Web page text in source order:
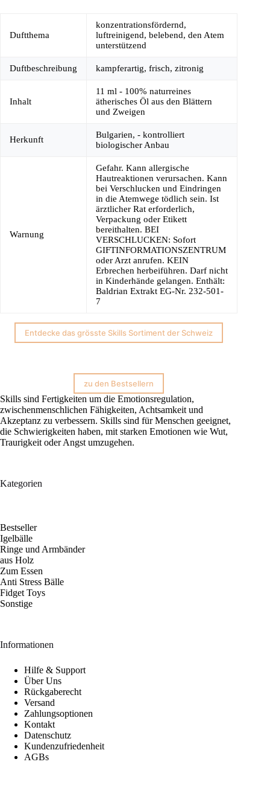
Duftthema
konzentrationsfördernd,
luftreinigend, belebend, den Atem
unterstützend
Duftbeschreibung kampferartig, frisch, zitronig
Inhalt
11 ml - 100% naturreines
ätherisches Öl aus den Blättern
und Zweigen
Herkunft
Bulgarien, - kontrolliert
biologischer Anbau
Warnung
Gefahr. Kann allergische
Hautreaktionen verursachen. Kann
bei Verschlucken und Eindringen
in die Atemwege tödlich sein. Ist
ärztlicher Rat erforderlich,
Verpackung oder Etikett
bereithalten. BEI
VERSCHLUCKEN: Sofort
GIFTINFORMATIONSZENTRUM
oder Arzt anrufen. KEIN
Erbrechen herbeiführen. Darf nicht
in Kinderhände gelangen. Enthält:
Baldrian Extrakt EG-Nr. 232-501-
7
Entdecke das grösste Skills Sortiment der Schweiz
zu den Bestsellern
Skills sind Fertigkeiten um die Emotionsregulation,
zwischenmenschlichen Fähigkeiten, Achtsamkeit und
Akzeptanz zu verbessern. Skills sind für Menschen geeignet,
die Schwierigkeiten haben, mit starken Emotionen wie Wut,
Traurigkeit oder Angst umzugehen.
Kategorien
Bestseller
Igelbälle
Ringe und Armbänder
aus Holz
Zum Essen
Anti Stress Bälle
Fidget Toys
Sonstige
Informationen
Hilfe & Support
Über Uns
Rückgaberecht
Versand
Zahlungsoptionen
Kontakt
Datenschutz
Kundenzufriedenheit
AGBs